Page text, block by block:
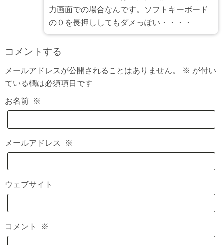
力画面での場合なんです。ソフトキーボード
の０を長押ししてもダメっぽい・・・・
コメントする
メールアドレスが公開されることはありません。 ※ が付い
ている欄は必須項目です
お名前 ※
メールアドレス ※
ウェブサイト
コメント ※